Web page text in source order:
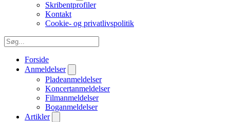
Skribentprofiler
Kontakt
Cookie- og privatlivspolitik
Forside
Anmeldelser
Pladeanmeldelser
Koncertanmeldelser
Filmanmeldelser
Boganmeldelser
Artikler